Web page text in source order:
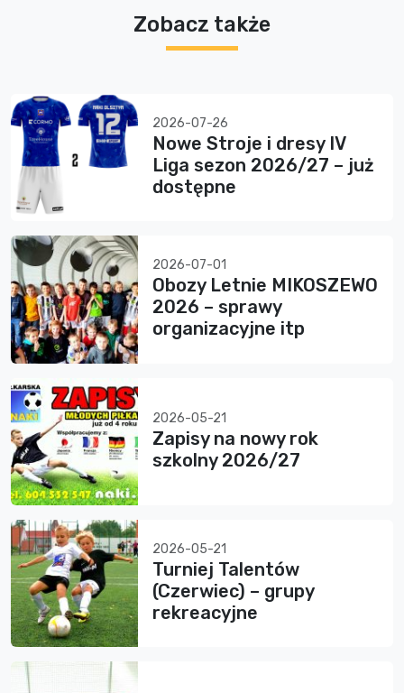
Zobacz także
2026-07-26
Nowe Stroje i dresy IV
Liga sezon 2026/27 – już
dostępne
2026-07-01
Obozy Letnie MIKOSZEWO
2026 – sprawy
organizacyjne itp
2026-05-21
Zapisy na nowy rok
szkolny 2026/27
2026-05-21
Turniej Talentów
(Czerwiec) – grupy
rekreacyjne